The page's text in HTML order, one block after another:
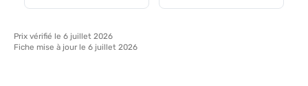
Prix vérifié le 6 juillet 2026
Fiche mise à jour le 6 juillet 2026